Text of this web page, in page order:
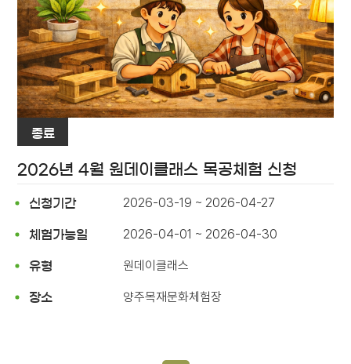
종료
2026년 4월 원데이클래스 목공체험 신청
신청기간 2026-03-19 ~ 2026-04-27
체험가능일 2026-04-01 ~ 2026-04-30
유형 원데이클래스
장소 양주목재문화체험장